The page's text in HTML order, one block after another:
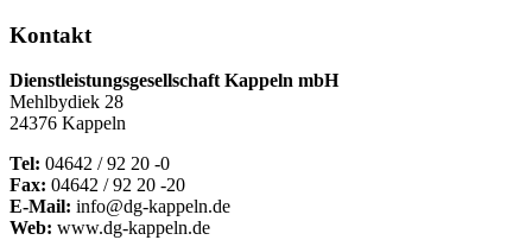
Kontakt
Dienstleistungsgesellschaft Kappeln mbH
Mehlbydiek 28
24376 Kappeln
Tel: 04642 / 92 20 -0
Fax: 04642 / 92 20 -20
E-Mail: info@dg-kappeln.de
Web: www.dg-kappeln.de